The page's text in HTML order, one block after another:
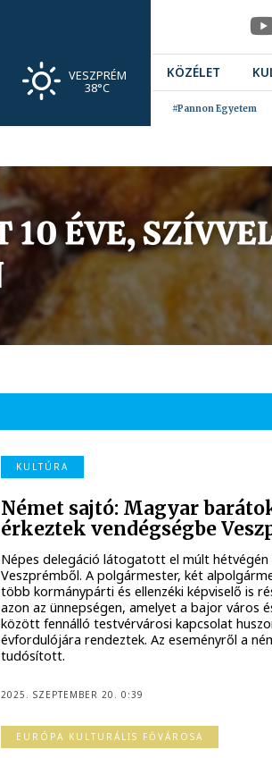
VESZPRÉM
38°C
KÖZÉLET
#Pannon Egyetem
KULTÚRA
Német sajtó: Magyar
érkeztek vendégségbe
Népes delegáció látogatott el múlt hétvégén
Veszprémből. A polgármester, két
több kormánypárti és ellenzéki képviselő is
azon az ünnepségen, amelyet a bajor város
között fennálló testvérvárosi kapcsolat
évfordulójára rendeztek. Az eseményről a
tudósított.
2025. SZEPTEMBER 20. 0:39
EURÓPA KULTURÁLIS FŐVÁROSA